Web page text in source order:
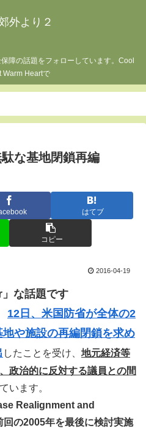
外より２
障の話題をフォローしています。Cool
Warm Heartで
な基地閉鎖再編
はてブ
コピー
2016-04-19
な話題です
12日、米国防省が全体の2
や施設の再編閉鎖を求め
したことを受け、 地元経済等
政治的に反対する議員との間
います。
Realignment and
の2005年を最後に検討実施